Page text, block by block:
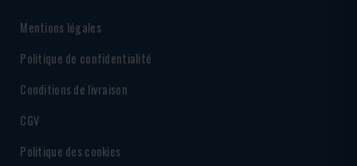
Mentions légales
Politique de confidentialité
Conditions de livraison
CGV
Politique des cookies